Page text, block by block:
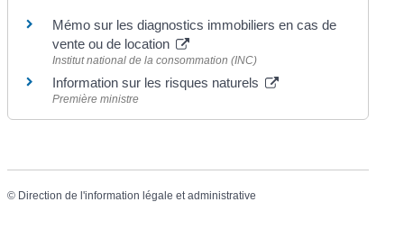
Mémo sur les diagnostics immobiliers en cas de
vente ou de location
Institut national de la consommation (INC)
Information sur les risques naturels
Première ministre
© Direction de l'information légale et administrative